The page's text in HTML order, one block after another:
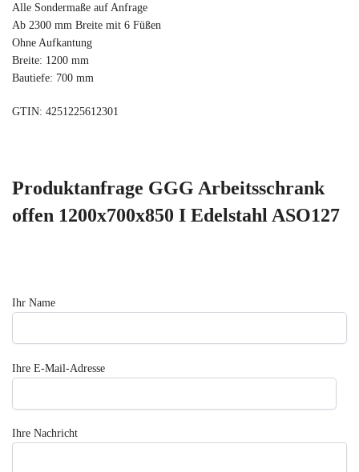
Alle Sondermaße auf Anfrage
Ab 2300 mm Breite mit 6 Füßen
Ohne Aufkantung
Breite: 1200 mm
Bautiefe: 700 mm
GTIN: 4251225612301
Produktanfrage GGG Arbeitsschrank
offen 1200x700x850 I Edelstahl ASO127
Ihr Name
Ihre E-Mail-Adresse
Ihre Nachricht